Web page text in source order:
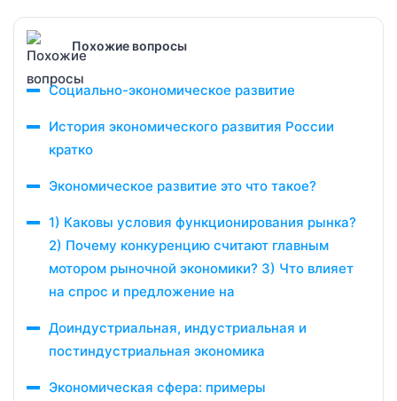
Похожие вопросы
Социально-экономическое развитие
История экономического развития России
кратко
Экономическое развитие это что такое?
1) Каковы условия функционирования рынка?
2) Почему конкуренцию считают главным
мотором рыночной экономики? 3) Что влияет
на спрос и предложение на
Доиндустриальная, индустриальная и
постиндустриальная экономика
Экономическая сфера: примеры